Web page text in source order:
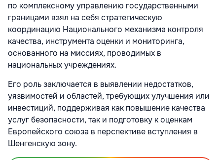
по комплексному управлению государственными
границами взял на себя стратегическую
координацию Национального механизма контроля
качества, инструмента оценки и мониторинга,
основанного на миссиях, проводимых в
национальных учреждениях.
Его роль заключается в выявлении недостатков,
уязвимостей и областей, требующих улучшения или
инвестиций, поддерживая как повышение качества
услуг безопасности, так и подготовку к оценкам
Европейского союза в перспективе вступления в
Шенгенскую зону.